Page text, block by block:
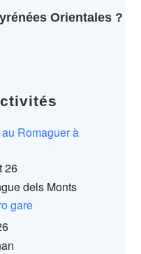
Orientales ?
au Romaguer à
26
dels Monts
gare